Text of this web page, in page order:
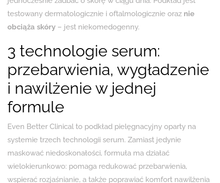
testowany dermatologicznie i oftalmologicznie oraz nie
obciąża skóry – jest niekomedogenny.
3 technologie serum:
przebarwienia, wygładzenie
i nawilżenie w jednej
formule
Even Better Clinical to podkład pielęgnacyjny oparty na
systemie trzech technologii serum. Zamiast jedynie
maskować niedoskonałości, formuła ma działać
wielokierunkowo: pomaga redukować przebarwienia,
wspierać rozjaśnianie, a także poprawiać komfort nawilżenia